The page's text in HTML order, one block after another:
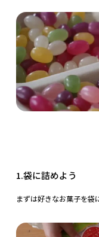
1.袋に詰めよう
まずは好きなお菓子を袋